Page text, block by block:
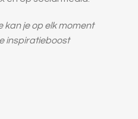
kan je op elk moment
inspiratieboost